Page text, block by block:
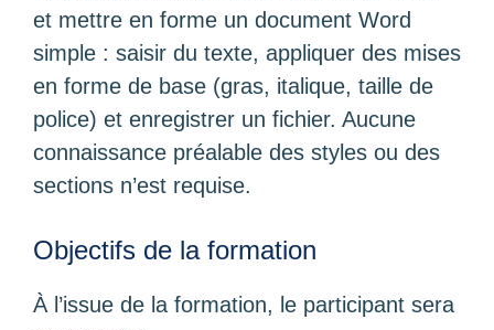
et mettre en forme un document Word
simple : saisir du texte, appliquer des mises
en forme de base (gras, italique, taille de
police) et enregistrer un fichier. Aucune
connaissance préalable des styles ou des
sections n’est requise.
Objectifs de la formation
À l’issue de la formation, le participant sera